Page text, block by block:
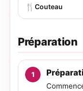
🍴 Couteau
Préparation